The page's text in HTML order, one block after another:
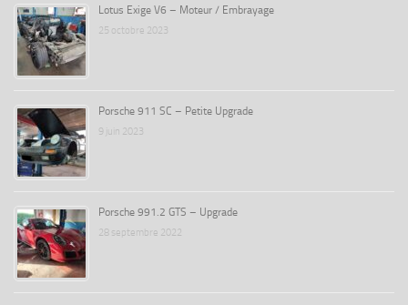
Lotus Exige V6 – Moteur / Embrayage
25 octobre 2023
Porsche 911 SC – Petite Upgrade
9 juin 2023
Porsche 991.2 GTS – Upgrade
28 septembre 2022